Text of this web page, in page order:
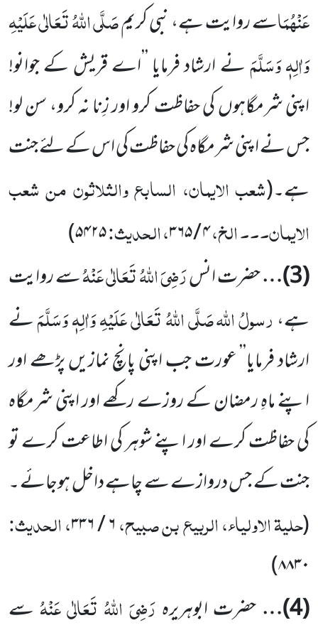
عَنْہُمَاسے روایت ہے، نبی کریمصَلَّی اللہُ تَعَالٰی عَلَیْہِ
وَاٰلِہٖ وَسَلَّمَنے ارشادفرمایا ’’اے قریش کے جوانو!
اپنی شرمگاہوں کی حفاظت کرو اور زِنا نہ کرو، سن لو!
جس نے اپنی شرمگاہ کی حفاظت کی اس کے لئے جنت
ہے۔(شعب الایمان، السابع والثلاثون من شعب
الایمان۔۔۔ الخ،۴/۳۶۵، الحدیث:۵۴۲۵)
(
3
)…حضرت انسرَضِیَ اللہُ تَعَالٰی عَنْہُسے روایت
ہے،رسولُ اللہصَلَّی اللہُ تَعَالٰی عَلَیْہِ وَاٰلِہٖ وَسَلَّمَنے
ارشاد فرمایا’’ عورتجب اپنی پانچ نمازیں پڑھے اور
اپنے ماہِ رمضان کے روزے رکھے اور اپنی شرمگاہ
کی حفاظت کرے اور اپنے شوہر کی اطاعتکرے تو
جنت کے جس دروازے سے چاہے داخل ہوجائے ۔
(حلیۃ الاولیاء، الربیع بن صبیح،۶/۳۳۶، الحدیث:
۸۸۳۰)
(
4
)…حضرت ابوہریرہرَضِیَ اللہُ تَعَالٰی عَنْہُسے